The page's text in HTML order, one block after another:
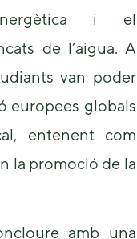
i el
de l’aigua. A
van poder
europees globals
entenent com
la promoció de la
amb una